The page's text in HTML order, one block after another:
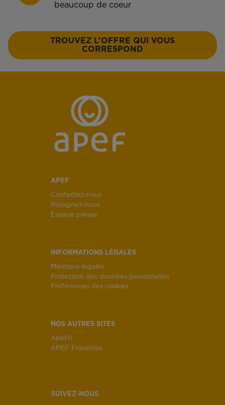
beaucoup de coeur
TROUVEZ L’OFFRE QUI VOUS
CORRESPOND
APEF
Contactez-nous
Rejoignez-nous
Espace presse
INFORMATIONS LÉGALES
Mentions légales
Protection des données personnelles
Préférences des cookies
NOS AUTRES SITES
Apef.fr
APEF Franchise
SUIVEZ-NOUS